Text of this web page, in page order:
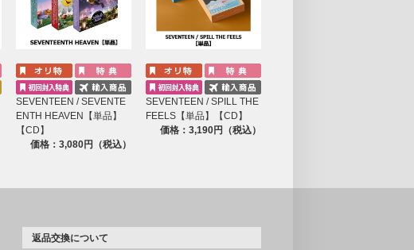
SEVENTEEN / SEVENTE
ENTH HEAVEN【単品】
【CD】
価格：3,080円（税込）
SEVENTEEN / SPILL THE
FEELS【単品】【CD】
価格：3,190円（税込）
返品交換について